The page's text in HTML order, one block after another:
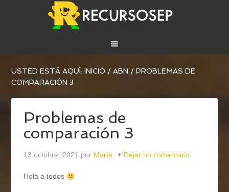
USTED ESTÁ AQUÍ:INICIO / ABN / PROBLEMAS DE
COMPARACIÓN 3
Problemas de
comparación 3
13 octubre, 2021 por María Dejar un comentario
Hola a todos